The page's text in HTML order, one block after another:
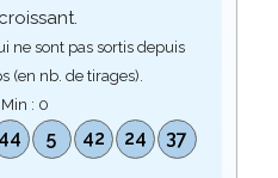
croissant.
ne sont pas sortis depuis
(en nb. de tirages).
: 0
44 5 42 24
37